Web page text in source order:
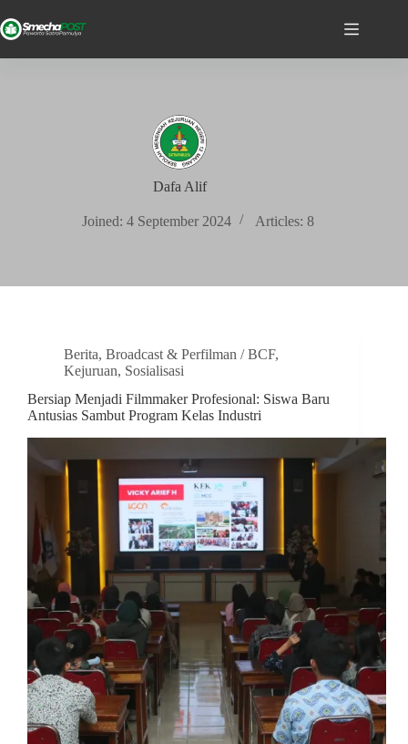
Dafa Alif
Joined: 4 September 2024 Articles: 8
Berita, Broadcast & Perfilman / BCF,
Kejuruan, Sosialisasi
Bersiap Menjadi Filmmaker Profesional: Siswa Baru
Antusias Sambut Program Kelas Industri